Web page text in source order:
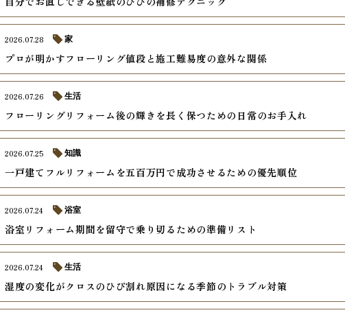
プロが明かすフローリング値段と施工難易度の意外な関係
2026.07.28 家
フローリングリフォーム後の輝きを長く保つための日常のお手入れ
2026.07.26 生活
一戸建てフルリフォームを五百万円で成功させるための優先順位
2026.07.25 知識
浴室リフォーム期間を留守で乗り切るための準備リスト
2026.07.24 浴室
湿度の変化がクロスのひび割れ原因になる季節のトラブル対策
2026.07.24 生活